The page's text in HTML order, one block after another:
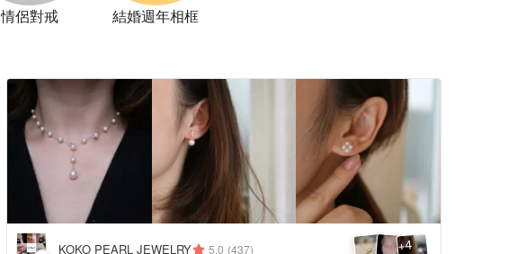
情侶對戒 結婚週年相框
KOKO PEARL JEWELRY 5.0 (437) +4